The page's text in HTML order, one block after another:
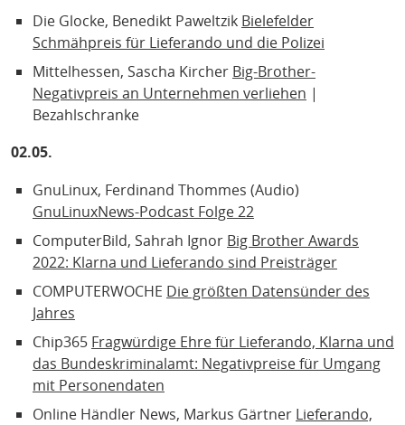
Die Glocke, Benedikt Paweltzik Bielefelder
Schmähpreis für Lieferando und die Polizei
Mittelhessen, Sascha Kircher Big-Brother-
Negativpreis an Unternehmen verliehen |
Bezahlschranke
02.05.
GnuLinux, Ferdinand Thommes (Audio)
GnuLinuxNews-Podcast Folge 22
ComputerBild, Sahrah Ignor Big Brother Awards
2022: Klarna und Lieferando sind Preisträger
COMPUTERWOCHE Die größten Datensünder des
Jahres
Chip365 Fragwürdige Ehre für Lieferando, Klarna und
das Bundeskriminalamt: Negativpreise für Umgang
mit Personendaten
Online Händler News, Markus Gärtner Lieferando,